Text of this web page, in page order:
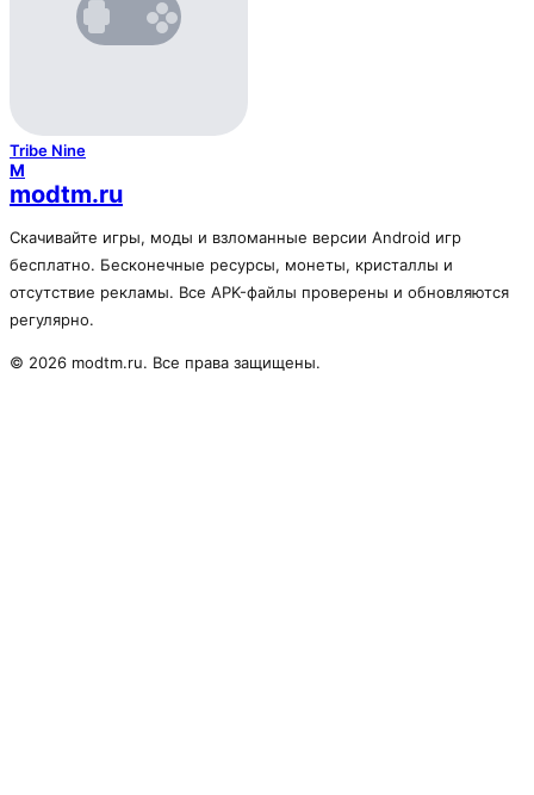
Tribe Nine
M
modtm.ru
Скачивайте игры, моды и взломанные версии Android игр
бесплатно. Бесконечные ресурсы, монеты, кристаллы и
отсутствие рекламы. Все APK-файлы проверены и обновляются
регулярно.
© 2026 modtm.ru. Все права защищены.